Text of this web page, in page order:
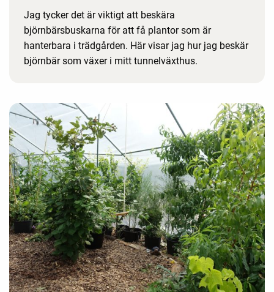
Jag tycker det är viktigt att beskära
björnbärsbuskarna för att få plantor som är
hanterbara i trädgården. Här visar jag hur jag beskär
björnbär som växer i mitt tunnelväxthus.